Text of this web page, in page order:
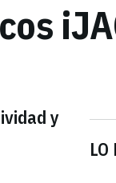
y
LO